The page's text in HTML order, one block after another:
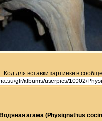
Код для вставки картинки в
Водяная агама (Physignathus